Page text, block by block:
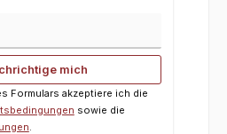
mich
Formulars akzeptiere ich die
sowie die